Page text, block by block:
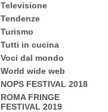
Televisione
Tendenze
Turismo
Tutti in cucina
Voci dal mondo
World wide web
NOPS FESTIVAL 2018
ROMA FRINGE
FESTIVAL 2019